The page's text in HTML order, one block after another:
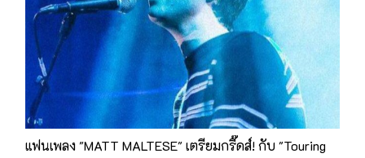
แฟนเพลง "MATT MALTESE" เตรียมกรี๊ดส์! กับ "Touring